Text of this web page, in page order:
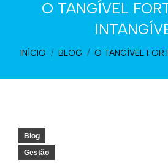
O TANGÍVEL
Você está aqui:
INÍCIO BLOG O TANGÍVEL
Blog
Gestão